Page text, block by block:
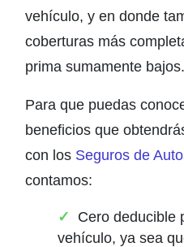
vehículo, y en donde
coberturas más
prima sumamente bajos.
Para que puedas
beneficios que
con los Seguros de
contamos:
Cero deducible
vehículo, ya sea